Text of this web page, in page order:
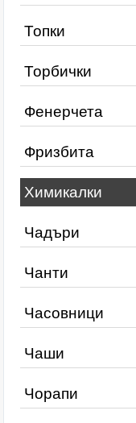
Топки
Торбички
Фенерчета
Фризбита
Химикалки
Чадъри
Чанти
Часовници
Чаши
Чорапи